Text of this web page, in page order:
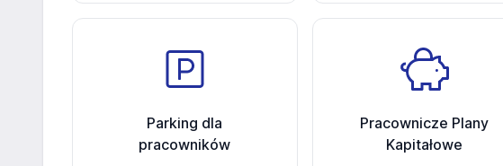
Parking dla
pracowników
Pracownicze Plany
Kapitałowe